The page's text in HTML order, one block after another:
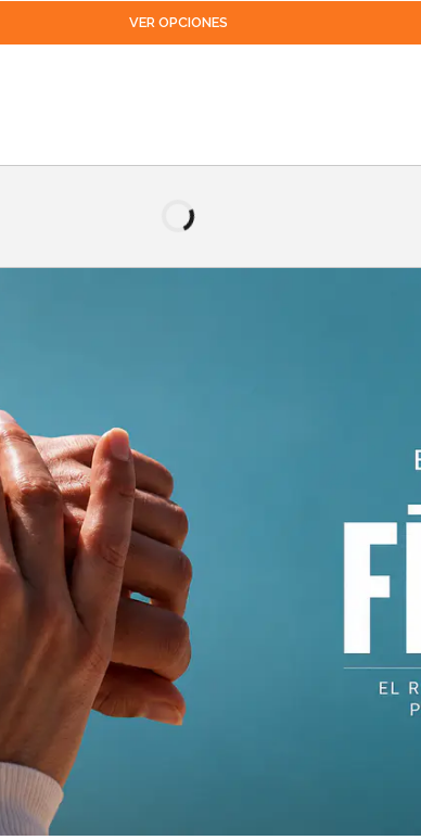
VER OPCIONES